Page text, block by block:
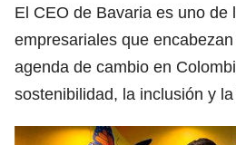
El CEO de Bavaria es uno de
empresariales que
agenda de cambio en
sostenibilidad, la inclusión y